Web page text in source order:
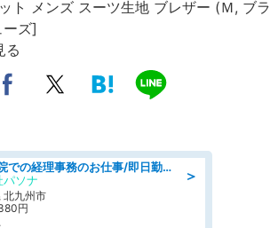
ト メンズ スーツ生地 ブレザー (Ｍ, ブラ
ズ]
る
＞
経理/病院での経理事務のお仕事/即日勤務可/車通勤可/経理/一般事務
パソナ
北九州市
円